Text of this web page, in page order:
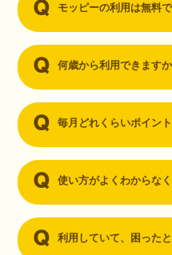
るならと無料登録して、クレジ
モッピーの利用は無料
何歳から利用できますか
毎月どれくらいポイン
使い方がよくわからな
利用していて、困った